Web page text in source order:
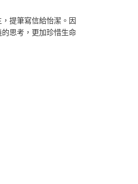
提筆寫信給怡潔。因
思考，更加珍惜生命